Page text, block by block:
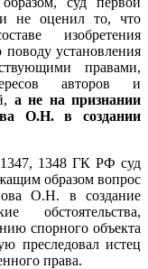
не оценил то, что
изобретения
установления
правами,
авторов и
а не на признании
О.Н. в создании
1348 ГК РФ суд
образом вопрос
О.Н. в создание
обстоятельства,
спорного объекта
преследовал истец
права.